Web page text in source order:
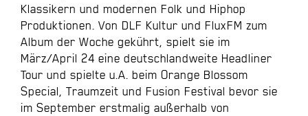
Klassikern und modernen Folk und Hiphop
Produktionen. Von DLF Kultur und FluxFM zum
Album der Woche gekührt, spielt sie im
März/April 24 eine deutschlandweite Headliner
Tour und spielte u.A. beim Orange Blossom
Special, Traumzeit und Fusion Festival bevor sie
im September erstmalig außerhalb von